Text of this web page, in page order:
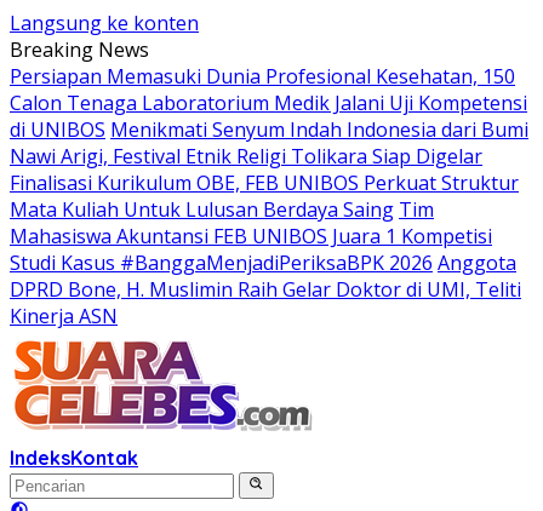
Langsung ke konten
Breaking News
Persiapan Memasuki Dunia Profesional Kesehatan, 150
Calon Tenaga Laboratorium Medik Jalani Uji Kompetensi
di UNIBOS Menikmati Senyum Indah Indonesia dari Bumi
Nawi Arigi, Festival Etnik Religi Tolikara Siap Digelar
Finalisasi Kurikulum OBE, FEB UNIBOS Perkuat Struktur
Mata Kuliah Untuk Lulusan Berdaya Saing Tim
Mahasiswa Akuntansi FEB UNIBOS Juara 1 Kompetisi
Studi Kasus #BanggaMenjadiPeriksaBPK 2026 Anggota
DPRD Bone, H. Muslimin Raih Gelar Doktor di UMI, Teliti
Kinerja ASN
IndeksKontak